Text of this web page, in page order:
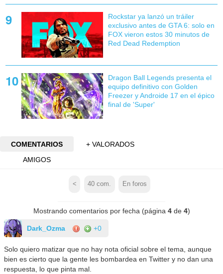
Rockstar ya lanzó un tráiler
exclusivo antes de GTA 6: solo en
FOX vieron estos 30 minutos de
Red Dead Redemption
Dragon Ball Legends presenta el
equipo definitivo con Golden
Freezer y Androide 17 en el épico
final de 'Super'
COMENTARIOS
+ VALORADOS
AMIGOS
< 40 com. En foros
Mostrando comentarios por fecha (página 4de 4)
Dark_Ozma +0
Solo quiero matizar que no hay nota oficial sobre el tema, aunque
bien es cierto que la gente les bombardea en Twitter y no dan una
respuesta, lo que pinta mal.